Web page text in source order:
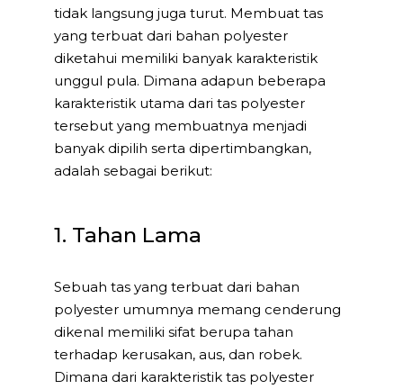
tidak langsung juga turut. Membuat tas
yang terbuat dari bahan polyester
diketahui memiliki banyak karakteristik
unggul pula. Dimana adapun beberapa
karakteristik utama dari tas polyester
tersebut yang membuatnya menjadi
banyak dipilih serta dipertimbangkan,
adalah sebagai berikut:
1. Tahan Lama
Sebuah tas yang terbuat dari bahan
polyester umumnya memang cenderung
dikenal memiliki sifat berupa tahan
terhadap kerusakan, aus, dan robek.
Dimana dari karakteristik tas polyester